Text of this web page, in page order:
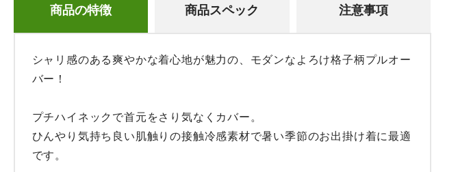
商品の特徴 商品スペック 注意事項
シャリ感のある爽やかな着心地が魅力の、モダンなよろけ格子柄プルオー
バー！
プチハイネックで首元をさり気なくカバー。
ひんやり気持ち良い肌触りの接触冷感素材で暑い季節のお出掛け着に最適
です。